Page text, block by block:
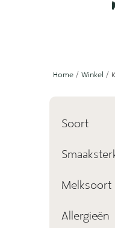
Home / Winkel /
Soort
Melksoort
Allergieën